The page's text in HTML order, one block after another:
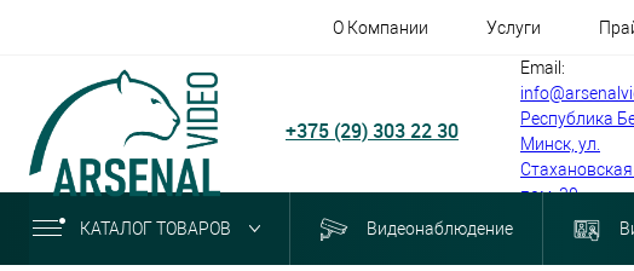
О Компании Услуги
+375 (29) 303 22 30
Email:
Республика
Минск, ул.
Стахановская
пом. 30
КАТАЛОГ ТОВАРОВ Видеонаблюдение